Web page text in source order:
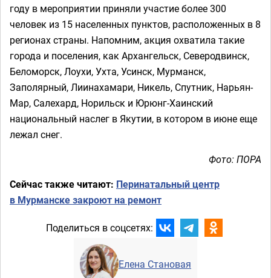
году в мероприятии приняли участие более 300
человек из 15 населенных пунктов, расположенных в 8
регионах страны. Напомним, акция охватила такие
города и поселения, как Архангельск, Северодвинск,
Беломорск, Лоухи, Ухта, Усинск, Мурманск,
Заполярный, Лиинахамари, Никель, Спутник, Нарьян-
Мар, Салехард, Норильск и Юрюнг-Хаинский
национальный наслег в Якутии, в котором в июне еще
лежал снег.
Фото: ПОРА
Сейчас также читают: Перинатальный центр
в Мурманске закроют на ремонт
Поделиться в соцсетях:
Елена Становая